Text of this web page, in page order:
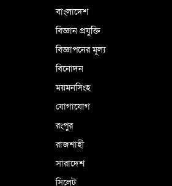
বাংলাদেশ
বিজ্ঞান প্রযুক্তি
বিজ্ঞাপনের মূল্য
বিনোদন
ময়মনসিংহ
যোগাযোগ
রংপুর
রাজশাহী
সারাদেশ
সিলেট